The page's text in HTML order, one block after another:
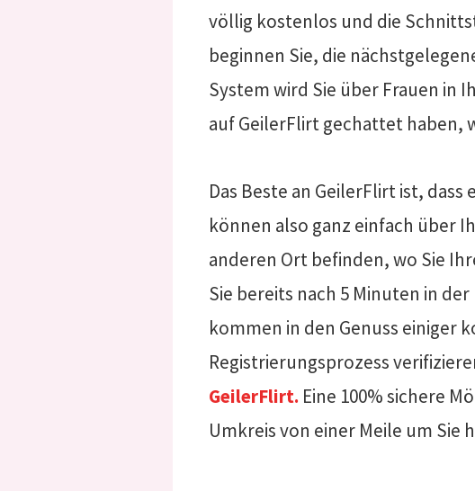
völlig kostenlos und die
beginnen Sie, die
System wird Sie über Frauen in
auf GeilerFlirt gechattet haben,
Das Beste an GeilerFlirt ist,
können also ganz einfach über
anderen Ort befinden, wo Sie
Sie bereits nach 5 Minuten in
kommen in den Genuss einiger
Registrierungsprozess
GeilerFlirt. Eine 100% sichere
Umkreis von einer Meile um Sie